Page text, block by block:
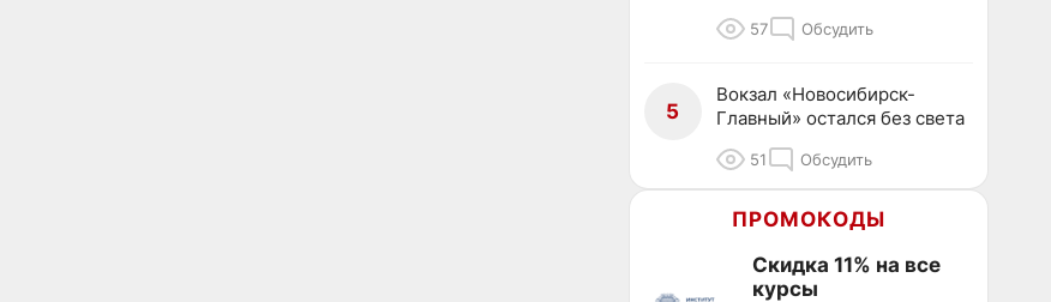
57 Обсудить
5
Вокзал «Новосибирск-
Главный» остался без света
51 Обсудить
ПРОМОКОДЫ
Скидка 11% на все
курсы